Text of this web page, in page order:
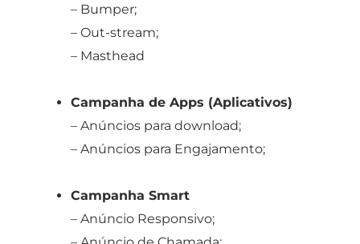
– Bumper;
– Out-stream;
– Masthead
Campanha de Apps (Aplicativos)
– Anúncios para download;
– Anúncios para Engajamento;
Campanha Smart
– Anúncio Responsivo;